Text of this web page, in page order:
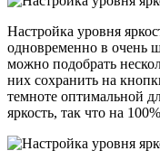
Настройка уровня
одновременно в очень
можно подобрать
них сохранить на
темноте оптимальной
яркость, так что на